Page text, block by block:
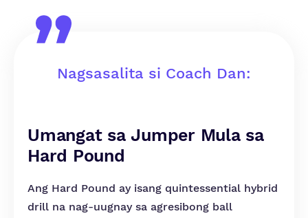
Nagsasalita si Coach Dan:
Umangat sa Jumper Mula sa
Hard Pound
Ang Hard Pound ay isang quintessential hybrid
drill na nag-uugnay sa agresibong ball